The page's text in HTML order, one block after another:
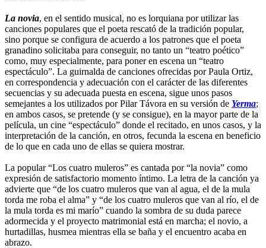
La novia, en el sentido musical, no es lorquiana por utilizar las
canciones populares que el poeta rescató de la tradición popular,
sino porque se configura de acuerdo a los patrones que el poeta
granadino solicitaba para conseguir, no tanto un “teatro poético”
como, muy especialmente, para poner en escena un “teatro
espectáculo”. La guirnalda de canciones ofrecidas por Paula Ortiz,
en correspondencia y adecuación con el carácter de las diferentes
secuencias y su adecuada puesta en escena, sigue unos pasos
semejantes a los utilizados por Pilar Távora en su versión de Yerma;
en ambos casos, se pretende (y se consigue), en la mayor parte de la
película, un cine “espectáculo” donde el recitado, en unos casos, y la
interpretación de la canción, en otros, fecunda la escena en beneficio
de lo que en cada uno de ellas se quiera mostrar.
La popular “Los cuatro muleros” es cantada por “la novia” como
expresión de satisfactorio momento íntimo. La letra de la canción ya
advierte que “de los cuatro muleros que van al agua, el de la mula
torda me roba el alma” y “de los cuatro muleros que van al río, el de
la mula torda es mi marío” cuando la sombra de su duda parece
adormecida y el proyecto matrimonial está en marcha; el novio, a
hurtadillas, husmea mientras ella se baña y el encuentro acaba en
abrazo.